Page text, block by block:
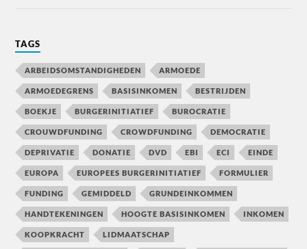
TAGS
ARBEIDSOMSTANDIGHEDEN ARMOEDE
ARMOEDEGRENS BASISINKOMEN BESTRIJDEN
BOEKJE BURGERINITIATIEF BUROCRATIE
CROUWDFUNDING CROWDFUNDING DEMOCRATIE
DEPRIVATIE DONATIE DVD EBI ECI EINDE
EUROPA EUROPEES BURGERINITIATIEF FORMULIER
FUNDING GEMIDDELD GRUNDEINKOMMEN
HANDTEKENINGEN HOOGTE BASISINKOMEN INKOMEN
KOOPKRACHT LIDMAATSCHAP